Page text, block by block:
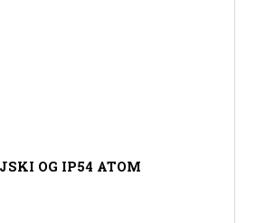
OG IP54 ATOM